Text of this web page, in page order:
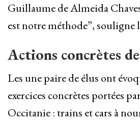
Guillaume de Almeida
est notre méthode”, souligne
Actions concrètes
Les une paire de élus ont
exercices concrètes portées
Occitanie : trains et cars à